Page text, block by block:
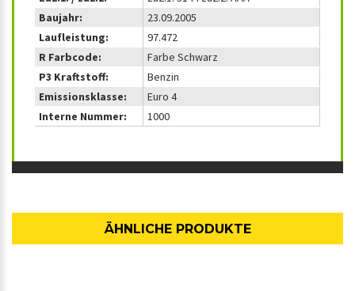
Baujahr:
23.09.2005
Laufleistung:
97.472
R Farbcode:
Farbe Schwarz
P3 Kraftstoff:
Benzin
Emissionsklasse:
Euro 4
Interne Nummer:
1000
ÄHNLICHE PRODUKTE